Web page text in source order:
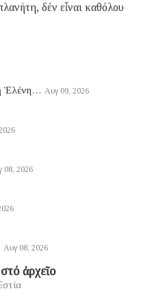
δέν εἶναι καθόλου
Ἑλένη… Αυγ 09, 2026
08, 2026
Αυγ 08, 2026
ἀρχεῖο